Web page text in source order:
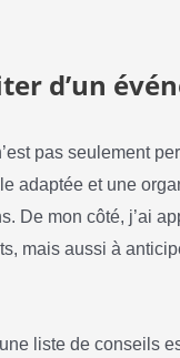
d’un
pas seulement
adaptée et une
De mon côté, j’ai
mais aussi à
liste de conseils